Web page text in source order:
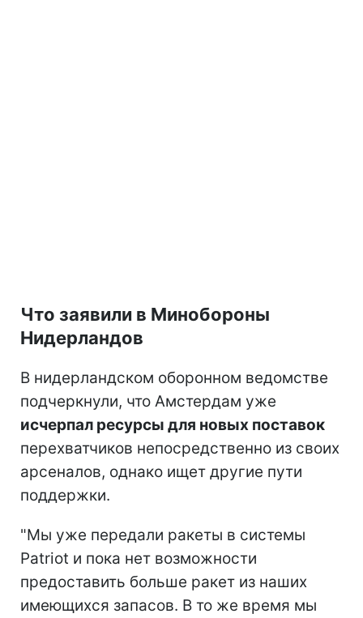
Что заявили в Минобороны
Нидерландов
В нидерландском оборонном ведомстве
подчеркнули, что Амстердам уже
исчерпал ресурсы для новых поставок
перехватчиков непосредственно из своих
арсеналов, однако ищет другие пути
поддержки.
"Мы уже передали ракеты в системы
Patriot и пока нет возможности
предоставить больше ракет из наших
имеющихся запасов. В то же время мы